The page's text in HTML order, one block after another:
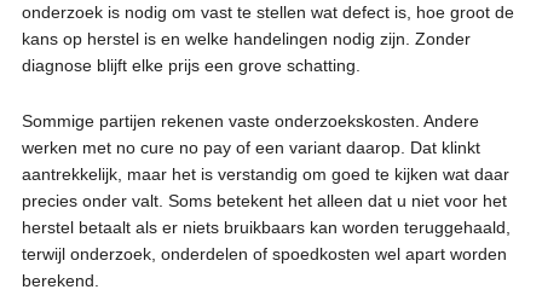
onderzoek is nodig om vast te stellen wat defect is, hoe groot de
kans op herstel is en welke handelingen nodig zijn. Zonder
diagnose blijft elke prijs een grove schatting.
Sommige partijen rekenen vaste onderzoekskosten. Andere
werken met no cure no pay of een variant daarop. Dat klinkt
aantrekkelijk, maar het is verstandig om goed te kijken wat daar
precies onder valt. Soms betekent het alleen dat u niet voor het
herstel betaalt als er niets bruikbaars kan worden teruggehaald,
terwijl onderzoek, onderdelen of spoedkosten wel apart worden
berekend.